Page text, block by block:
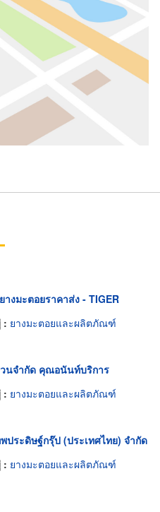
างมะตอยราคาส่ง - TIGER
: ยางมะตอยและผลิตภัณฑ์
นจำกัด คุณอนันท์บริการ
: ยางมะตอยและผลิตภัณฑ์
ประดิษฐ์กรุ๊ป (ประเทศไทย) จำกัด
: ยางมะตอยและผลิตภัณฑ์